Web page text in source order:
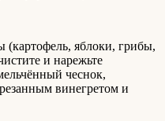
(картофель, яблоки, грибы,
и нарежьте
чеснок,
винегретом и